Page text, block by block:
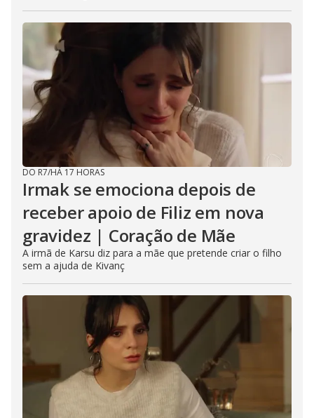
DO R7/HÁ 17 HORAS
Irmak se emociona depois de
receber apoio de Filiz em nova
gravidez | Coração de Mãe
A irmã de Karsu diz para a mãe que pretende criar o filho
sem a ajuda de Kivanç